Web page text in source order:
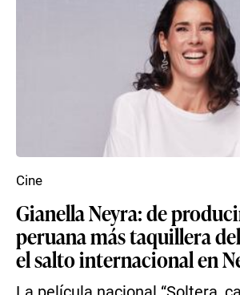
Gianella Neyra: de
peruana más taquillera
el salto internacional en
Cine